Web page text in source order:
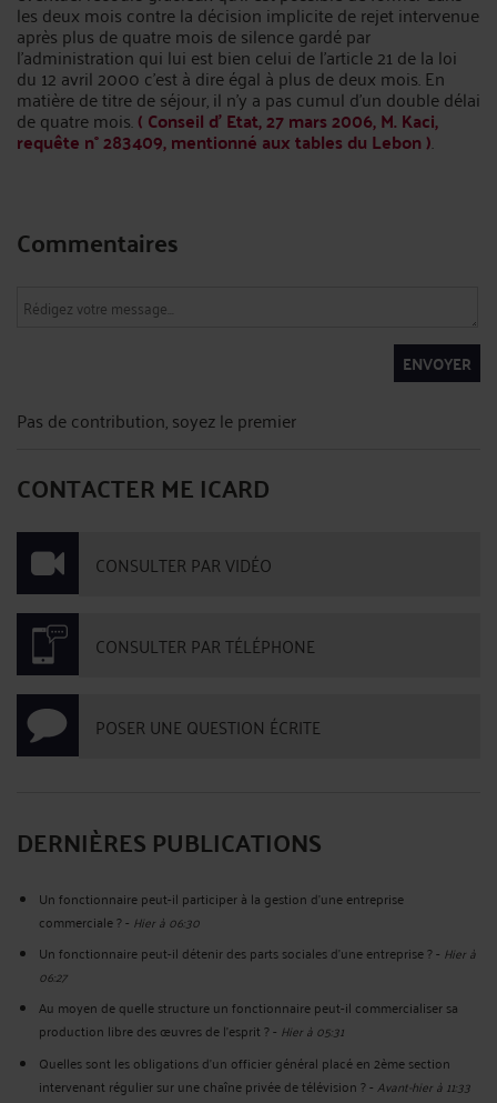
les deux mois contre la décision implicite de rejet intervenue
après plus de quatre mois de silence gardé par
l'administration qui lui est bien celui de l'article 21 de la loi
du 12 avril 2000 c'est à dire égal à plus de deux mois. En
matière de titre de séjour, il n'y a pas cumul d'un double délai
de quatre mois.( Conseil d' Etat, 27 mars 2006, M. Kaci,
requête n° 283409, mentionné aux tables du Lebon ).
Commentaires
ENVOYER
Pas de contribution, soyez le premier
CONTACTER ME ICARD
CONSULTER PAR VIDÉO
CONSULTER PAR TÉLÉPHONE
POSER UNE QUESTION ÉCRITE
DERNIÈRES PUBLICATIONS
Un fonctionnaire peut-il participer à la gestion d’une entreprise
commerciale ?- Hier à 06:30
Un fonctionnaire peut-il détenir des parts sociales d’une entreprise ?- Hier à
06:27
Au moyen de quelle structure un fonctionnaire peut-il commercialiser sa
production libre des œuvres de l’esprit ?- Hier à 05:31
Quelles sont les obligations d’un officier général placé en 2ème section
intervenant régulier sur une chaîne privée de télévision ?-Avant-hier à 11:33